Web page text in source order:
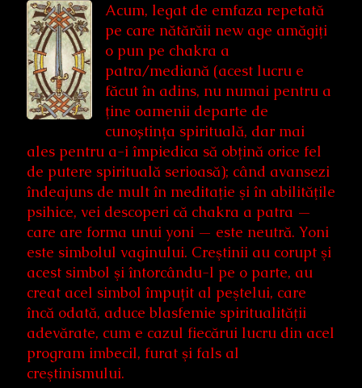
Acum, legat de emfaza repetată
pe care nătărăii new age amăgiţi
o pun pe chakra a
patra/mediană (acest lucru e
făcut în adins, nu numai pentru a
ţine oamenii departe de
cunoștința spirituală, dar mai
ales pentru a-i împiedica să obţină orice fel
de putere spirituală serioasă); când avansezi
îndeajuns de mult în meditaţie şi în abilităţile
psihice, vei descoperi că chakra a patra —
care are forma unui yoni — este neutră. Yoni
este simbolul vaginului. Creştinii au corupt şi
acest simbol şi întorcându-l pe o parte, au
creat acel simbol împuțit al peştelui, care
încă odată, aduce blasfemie spiritualităţii
adevărate, cum e cazul fiecărui lucru din acel
program imbecil, furat şi fals al
creştinismului.